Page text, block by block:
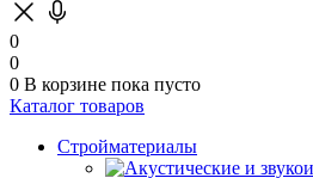
0
0
0 В корзине пока пусто
Каталог товаров
Стройматериалы